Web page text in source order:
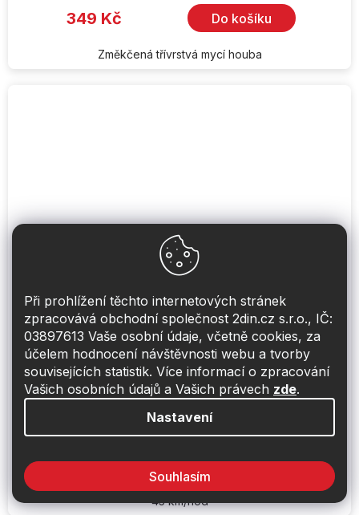
Při prohlížení těchto internetových stránek
zpracovává obchodní společnost 2din.cz s.r.o., IČ:
03897613 Vaše osobní údaje, včetně cookies, za
účelem hodnocení návštěvnosti webu a tvorby
souvisejících statistik. Více informací o zpracování
Vašich osobních údajů a Vašich právech zde.
Nastavení
Souhlasím
349 Kč Do košíku
Změkčená třívrstvá mycí houba
Soft99 Glaco Roll On MAX 300 ml tekuté
stěrače
Dodání 1-2 týdny
Obří balení 300 ml tekutých stěračů, životnost 3 měsíce, od
45 km/hod